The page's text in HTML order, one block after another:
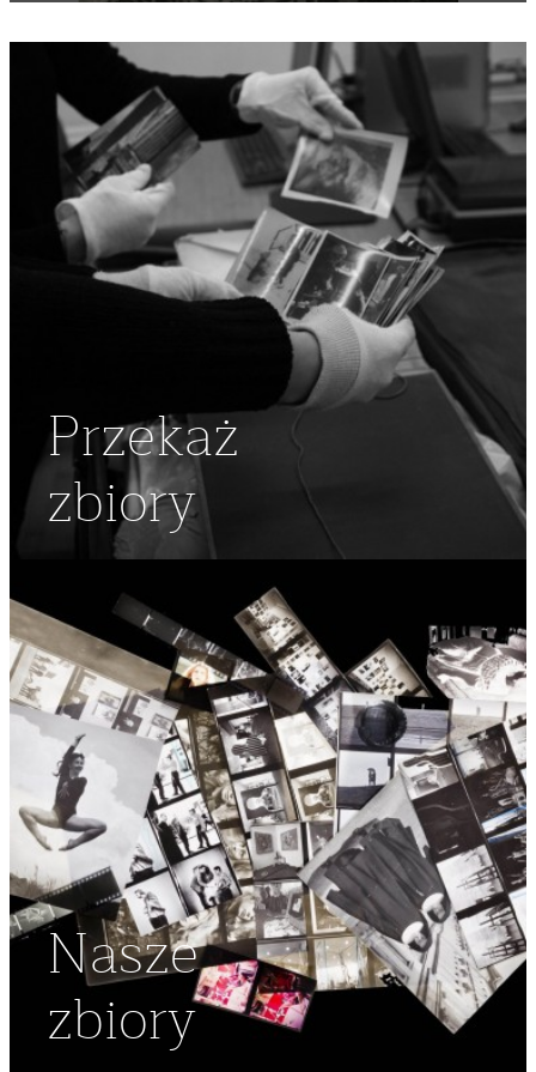
Przekaż
zbiory
Nasze
zbiory